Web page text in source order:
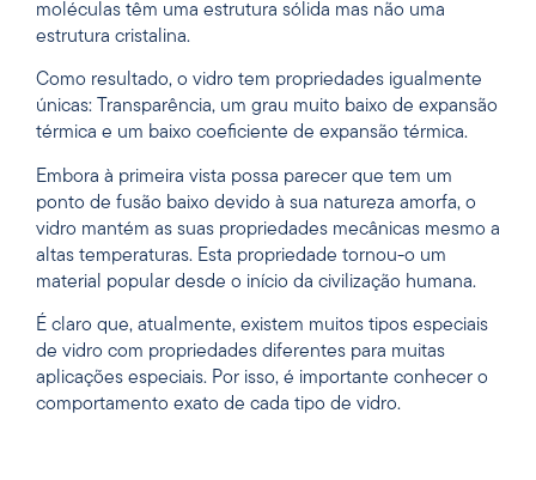
moléculas têm uma estrutura sólida mas não uma
estrutura cristalina.
Como resultado, o vidro tem propriedades igualmente
únicas: Transparência, um grau muito baixo de expansão
térmica e um baixo coeficiente de expansão térmica.
Embora à primeira vista possa parecer que tem um
ponto de fusão baixo devido à sua natureza amorfa, o
vidro mantém as suas propriedades mecânicas mesmo a
altas temperaturas. Esta propriedade tornou-o um
material popular desde o início da civilização humana.
É claro que, atualmente, existem muitos tipos especiais
de vidro com propriedades diferentes para muitas
aplicações especiais. Por isso, é importante conhecer o
comportamento exato de cada tipo de vidro.